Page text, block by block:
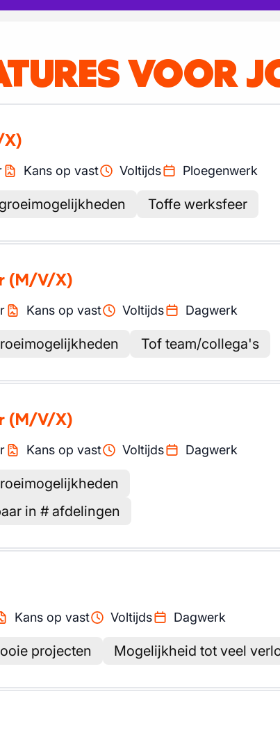
VOOR
Kans op vast Voltijds Ploegenwerk
Toffe werksfeer
(M/V/X)
Kans op vast Voltijds Dagwerk
Tof team/collega's
(M/V/X)
Kans op vast Voltijds Dagwerk
in # afdelingen
Kans op vast Voltijds Dagwerk
projecten Mogelijkheid tot veel